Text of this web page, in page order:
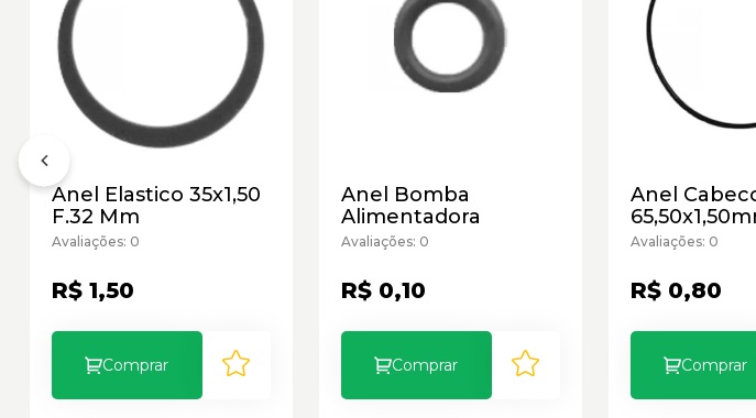
Anel Elastico 35x1,50
F.32 Mm
Avaliações: 0
R$ 1,50
Comprar
Anel Bomba
Alimentadora
Avaliações: 0
R$ 0,10
Comprar
Anel
Avaliações: 0
R$ 0,80
Comprar